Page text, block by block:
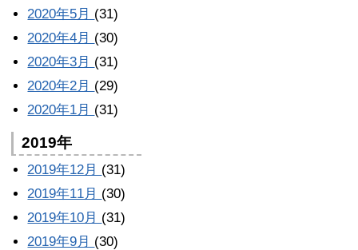
2020年5月 (31)
2020年4月 (30)
2020年3月 (31)
2020年2月 (29)
2020年1月 (31)
2019年
2019年12月 (31)
2019年11月 (30)
2019年10月 (31)
2019年9月 (30)